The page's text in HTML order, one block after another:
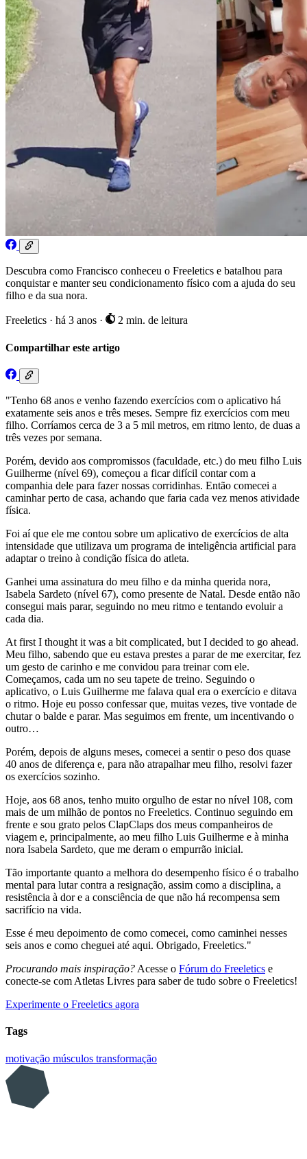
Descubra como Francisco conheceu o Freeletics e batalhou para
conquistar e manter seu condicionamento físico com a ajuda do seu
filho e da sua nora.
Freeletics · há 3 anos · 2 min. de leitura
Compartilhar este artigo
"Tenho 68 anos e venho fazendo exercícios com o aplicativo há
exatamente seis anos e três meses. Sempre fiz exercícios com meu
filho. Corríamos cerca de 3 a 5 mil metros, em ritmo lento, de duas a
três vezes por semana.
Porém, devido aos compromissos (faculdade, etc.) do meu filho Luis
Guilherme (nível 69), começou a ficar difícil contar com a
companhia dele para fazer nossas corridinhas. Então comecei a
caminhar perto de casa, achando que faria cada vez menos atividade
física.
Foi aí que ele me contou sobre um aplicativo de exercícios de alta
intensidade que utilizava um programa de inteligência artificial para
adaptar o treino à condição física do atleta.
Ganhei uma assinatura do meu filho e da minha querida nora,
Isabela Sardeto (nível 67), como presente de Natal. Desde então não
consegui mais parar, seguindo no meu ritmo e tentando evoluir a
cada dia.
At first I thought it was a bit complicated, but I decided to go ahead.
Meu filho, sabendo que eu estava prestes a parar de me exercitar, fez
um gesto de carinho e me convidou para treinar com ele.
Começamos, cada um no seu tapete de treino. Seguindo o
aplicativo, o Luis Guilherme me falava qual era o exercício e ditava
o ritmo. Hoje eu posso confessar que, muitas vezes, tive vontade de
chutar o balde e parar. Mas seguimos em frente, um incentivando o
outro…
Porém, depois de alguns meses, comecei a sentir o peso dos quase
40 anos de diferença e, para não atrapalhar meu filho, resolvi fazer
os exercícios sozinho.
Hoje, aos 68 anos, tenho muito orgulho de estar no nível 108, com
mais de um milhão de pontos no Freeletics. Continuo seguindo em
frente e sou grato pelos ClapClaps dos meus companheiros de
viagem e, principalmente, ao meu filho Luis Guilherme e à minha
nora Isabela Sardeto, que me deram o empurrão inicial.
Tão importante quanto a melhora do desempenho físico é o trabalho
mental para lutar contra a resignação, assim como a disciplina, a
resistência à dor e a consciência de que não há recompensa sem
sacrifício na vida.
Esse é meu depoimento de como comecei, como caminhei nesses
seis anos e como cheguei até aqui. Obrigado, Freeletics."
Procurando mais inspiração? Acesse o Fórum do Freeletics e
conecte-se com Atletas Livres para saber de tudo sobre o Freeletics!
Experimente o Freeletics agora
Tags
motivação músculos transformação